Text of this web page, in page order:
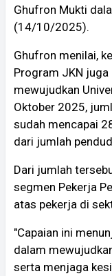
Ghufron Mukti
(14/10/2025).
Ghufron menilai,
Program JKN
mewujudkan
Oktober 2025,
sudah mencapai
dari jumlah
Dari jumlah
segmen Pekerja
atas pekerja di
"Capaian ini
dalam
serta menjaga